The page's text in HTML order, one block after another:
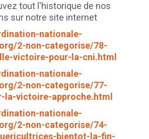
tout l'historique de nos
sur notre site internet
nationale-
2-non-categorise/78-
victoire-pour-la-cni.html
nationale-
2-non-categorise/77-
la-victoire-approche.html
nationale-
2-non-categorise/74-
bientot-la-fin-